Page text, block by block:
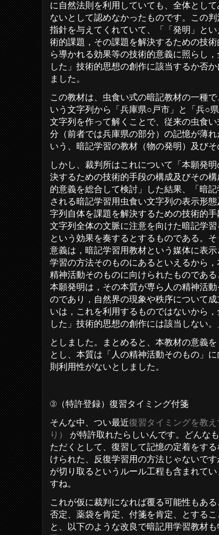
に自然法則を利用していても、全体とし
ないとして認めなかったものです。この
指針を与えてくれていて、「「発明」と
術的課題，その課題を解決するための技
ら導かれる効果等の技術的意義に照らし
した」技術的思想の創作に該当するか否
ました。
この教材は、虫食い式の暗記教材の一種
いう文字列から「兵庫県○戸市」と「兵○
文字列を作って解くことで、従来の虫食
分（前者では兵庫県の部分）の記憶が薄
いう、暗記学習の教材（物の発明）及び
しかし、裁判所はこれについて「本願発
決するための技術的手段の構成及びその
的意義を総合して検討」した結果、「暗
される暗記学習用虫食い文字列の表示形
字列自体を課題を解決するための技術的
文字列全体の文脈に注意を向けた暗記学
という効果を奏するとするものである。
意義は，暗記学習用教材という媒体に表
学習の方法そのものにあるといえるから
精神活動そのものに向けられたものであ
本願発明は，その本質が専ら人の精神活
のであり，自然界の現象や秩序について
いは，これを利用するものではないから
した」技術的思想の創作には該当しない。
としました。まとめると、本教材の意義
とし、本質は「人の精神活動そのもの」
則利用性がないとしました。
③（特許登録）復習タイミング付箋
そんな中、つい最近復習タイミングを教
り）
が特許取れたらしいんです。どんな
ただくとして、復習して記憶の定着をす
けられた、反復学習用の方法じゃないで
が切り取るというルール工程も含まれて
すね。
これが仮に裁判になれば覆る可能性もあ
否定、薬袋を肯定、付箋を肯定、とする
と、以下のような改良で暗記用学習教材